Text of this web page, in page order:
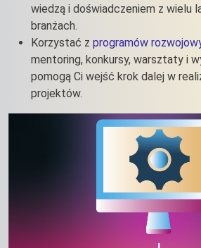
wiedzą i doświadczeniem z wielu
branżach.
Korzystać z programów
mentoring, konkursy, warsztaty i
pomogą Ci wejść krok dalej w
projektów.